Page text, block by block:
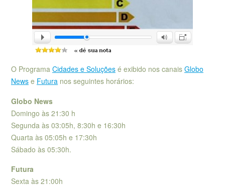
O Programa Cidades e Soluções é exibido nos canais Globo
News e Futura nos seguintes horários:
Globo News
Domingo às 21:30 h
Segunda às 03:05h, 8:30h e 16:30h
Quarta às 05:05h e 17:30h
Sábado às 05:30h.
Futura
Sexta às 21:00h